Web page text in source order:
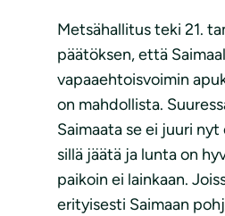
Metsähallitus teki 21.
päätöksen, että
vapaaehtoisvoimin
on mahdollista.
Saimaata se ei juuri
sillä jäätä ja lunta on
paikoin ei lainkaan.
erityisesti Saimaan